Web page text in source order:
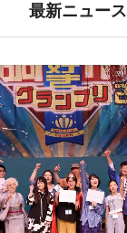
最新ニュース